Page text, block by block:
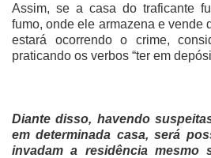
Assim, se a casa do traficante
fumo, onde ele armazena e vende
estará ocorrendo o crime,
praticando os verbos “ter em
Diante disso, havendo
em determinada casa, será
invadam a residência mesmo